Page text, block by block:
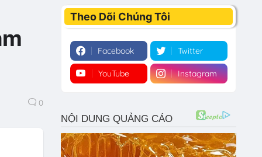
0
Theo Dõi Chúng Tôi
Facebook Twitter
YouTube Instagram